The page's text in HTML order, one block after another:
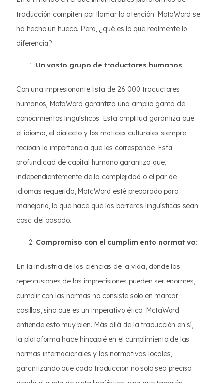
traducción compiten por llamar la atención, MotaWord se
ha hecho un hueco. Pero, ¿qué es lo que realmente lo
diferencia?
Un vasto grupo de traductores humanos:
Con una impresionante lista de 26 000 traductores
humanos, MotaWord garantiza una amplia gama de
conocimientos lingüísticos. Esta amplitud garantiza que
el idioma, el dialecto y los matices culturales siempre
reciban la importancia que les corresponde. Esta
profundidad de capital humano garantiza que,
independientemente de la complejidad o el par de
idiomas requerido, MotaWord esté preparado para
manejarlo, lo que hace que las barreras lingüísticas sean
cosa del pasado.
Compromiso con el cumplimiento normativo:
En la industria de las ciencias de la vida, donde las
repercusiones de las imprecisiones pueden ser enormes,
cumplir con las normas no consiste solo en marcar
casillas, sino que es un imperativo ético. MotaWord
entiende esto muy bien. Más allá de la traducción en sí,
la plataforma hace hincapié en el cumplimiento de las
normas internacionales y las normativas locales,
garantizando que cada traducción no solo sea precisa